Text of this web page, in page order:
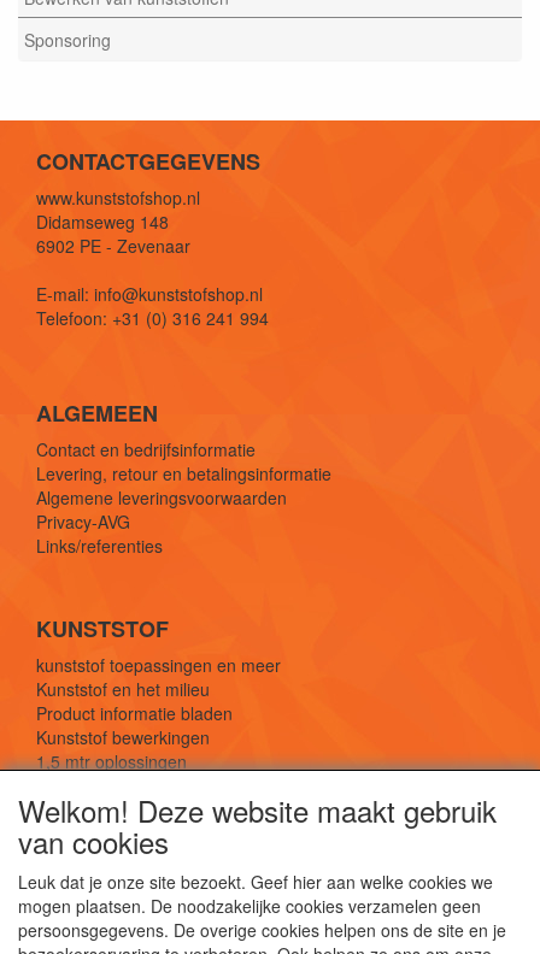
Sponsoring
CONTACTGEGEVENS
www.kunststofshop.nl
Didamseweg 148
6902 PE - Zevenaar
E-mail: info@kunststofshop.nl
Telefoon: +31 (0) 316 241 994
ALGEMEEN
Contact en bedrijfsinformatie
Levering, retour en betalingsinformatie
Algemene leveringsvoorwaarden
Privacy-AVG
Links/referenties
KUNSTSTOF
kunststof toepassingen en meer
Kunststof en het milieu
Product informatie bladen
Kunststof bewerkingen
1,5 mtr oplossingen
SOCIALE MEDIA
Welkom! Deze website maakt gebruik
van cookies
Leuk dat je onze site bezoekt. Geef hier aan welke cookies we
mogen plaatsen. De noodzakelijke cookies verzamelen geen
persoonsgegevens. De overige cookies helpen ons de site en je